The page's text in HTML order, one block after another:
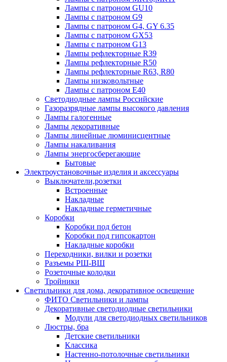
Лампы с патроном GU10
Лампы с патроном G9
Лампы с патроном G4, GY 6.35
Лампы с патроном GX53
Лампы с патроном G13
Лампы рефлекторные R39
Лампы рефлекторные R50
Лампы рефлекторные R63, R80
Лампы низковольтные
Лампы с патроном Е40
Светодиодные лампы Российские
Газоразрядные лампы высокого давления
Лампы галогенные
Лампы декоративные
Лампы линейные люминисцентные
Лампы накаливания
Лампы энергосберегающие
Бытовые
Электроустановочные изделия и аксессуары
Выключатели,розетки
Встроенные
Накладные
Накладные герметичные
Коробки
Коробки под бетон
Коробки под гипсокартон
Накладные коробки
Переходники, вилки и розетки
Разъемы РШ-ВШ
Розеточные колодки
Тройники
Светильники для дома, декоративное освещение
ФИТО Светильники и лампы
Декоративные светодиодные светильники
Модули для светодиодных светильников
Люстры, бра
Детские светильники
Классика
Настенно-потолочные светильники